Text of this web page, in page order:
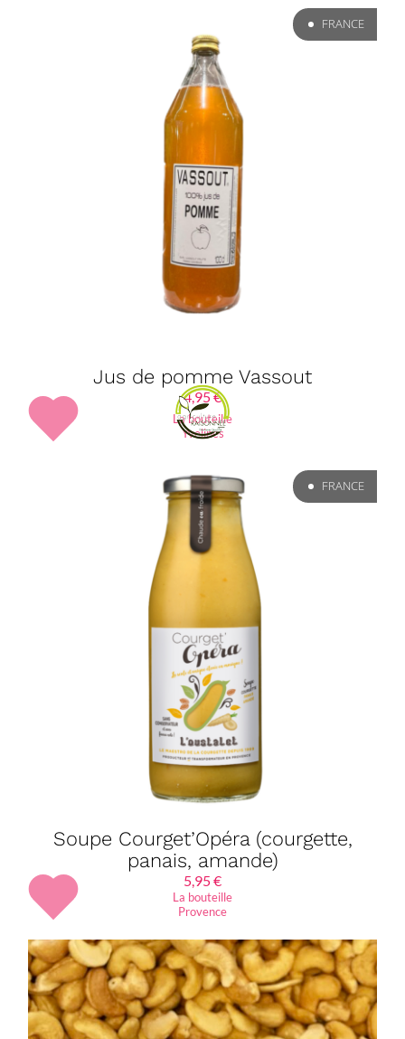
FRANCE
Jus de pomme Vassout
4,95€
La bouteille
Yvelines
FRANCE
Soupe Courget’Opéra (courgette,
panais, amande)
5,95€
La bouteille
Provence